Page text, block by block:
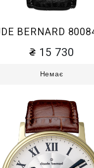
BERNARD
15 730
Немає